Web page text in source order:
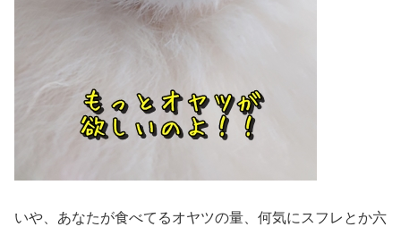
いや、あなたが食べてるオヤツの量、何気にスフレとか六